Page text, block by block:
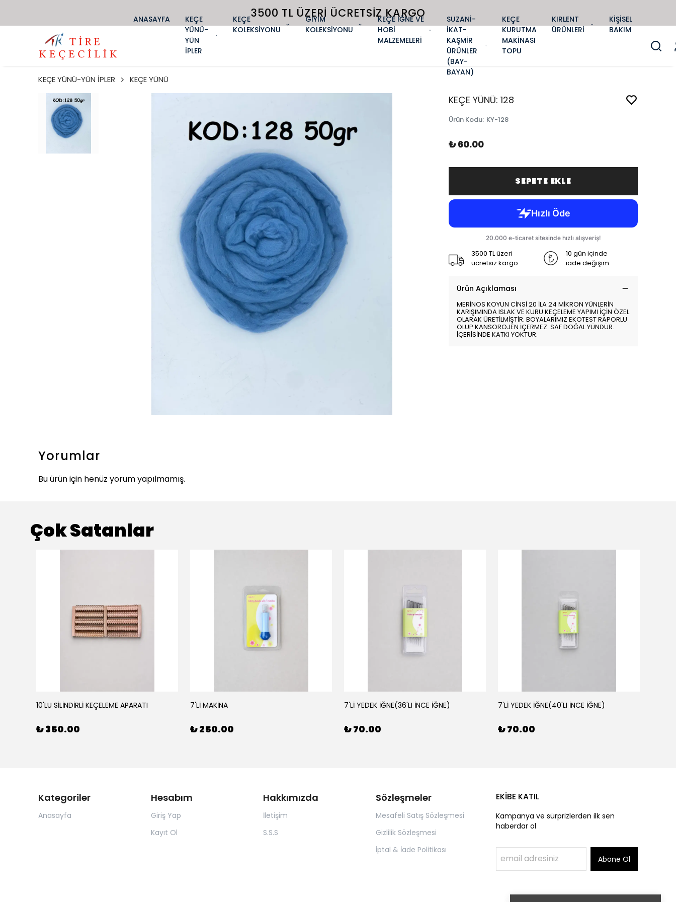
3500 TL ÜZERI ÜCRETSIZ KARGO
ANASAYFA
KEÇE
YÜNÜ-
YÜN
İPLER
KEÇE
KOLEKSİYONU
GİYİM
KOLEKSİYONU
KEÇE İĞNE VE
HOBİ
MALZEMELERİ
SUZANİ-
İKAT-
KAŞMİR
ÜRÜNLER
(BAY-
BAYAN)
KEÇE
KURUTMA
MAKİNASI
TOPU
KIRLENT
ÜRÜNLERİ
KİŞİSEL
BAKIM
KEÇE YÜNÜ-YÜN İPLER KEÇE YÜNÜ
KEÇE YÜNÜ: 128
Ürün Kodu: KY-128
₺ 60.00
SEPETE EKLE
3500 TL üzeri
ücretsiz kargo
10 gün içinde
iade değişim
Ürün Açıklaması
MERİNOS KOYUN CİNSİ 20 İLA 24 MİKRON YÜNLERİN
KARIŞIMINDA ISLAK VE KURU KEÇELEME YAPIMI İÇİN ÖZEL
OLARAK ÜRETİLMİŞTİR. BOYALARIMIZ EKOTEST RAPORLU
OLUP KANSOROJEN İÇERMEZ. SAF DOĞAL YÜNDÜR.
İÇERİSİNDE KATKI YOKTUR.
Yorumlar
Bu ürün için henüz yorum yapılmamış.
Çok Satanlar
10'LU SİLİNDİRLİ KEÇELEME APARATI
₺ 350.00
7'Lİ MAKİNA
₺ 250.00
7'Lİ YEDEK İĞNE(36'LI İNCE İĞNE)
₺ 70.00
7'Lİ YEDEK İĞNE(40'LI İNCE İĞNE)
₺ 70.00
Kategoriler
Anasayfa
Hesabım
Giriş Yap
Kayıt Ol
Hakkımızda
İletişim
S.S.S
Sözleşmeler
Mesafeli Satış Sözleşmesi
Gizlilik Sözleşmesi
İptal & İade Politikası
EKİBE KATIL
Kampanya ve sürprizlerden ilk sen
haberdar ol
Abone Ol